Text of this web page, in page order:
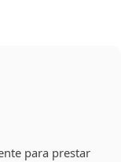
para prestar